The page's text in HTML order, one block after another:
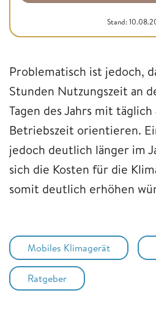
Stand:
Problematisch ist jedoch,
Stunden Nutzungszeit an
Tagen des Jahrs mit
Betriebszeit orientieren.
jedoch deutlich länger im
sich die Kosten für die
somit deutlich erhöhen
Mobiles Klimagerät
Ratgeber